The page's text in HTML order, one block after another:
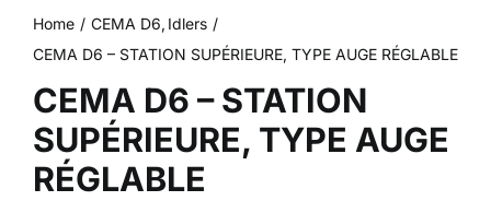
Home CEMA D6 Idlers
CEMA D6 – STATION SUPÉRIEURE, TYPE AUGE RÉGLABLE
CEMA D6 – STATION
SUPÉRIEURE, TYPE AUGE
RÉGLABLE